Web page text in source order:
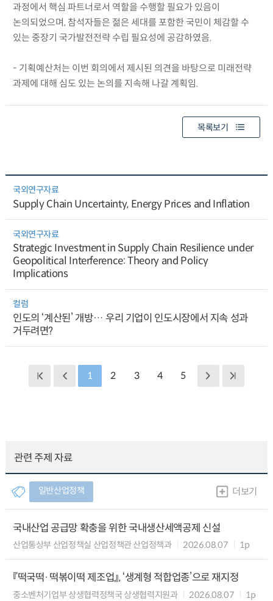
과정에서 핵심 파트너로서 역할을 수행할 필요가 있음이
논의되었으며, 참석자들은 젊은 세대를 포함한 국민이 체감할 수
있는 중장기 국가발전전략 수립 필요성에 공감하였음.
- 기획예산처는 이번 회의에서 제시된 의견을 바탕으로 미래전략
과제에 대해 심도 있는 논의를 지속해 나갈 계획임.
목록보기
국외연구자료
Supply Chain Uncertainty, Energy Prices and Inflation
국외연구자료
Strategic Investment in Supply Chain Resilience under
Geopolitical Interference: Theory and Policy
Implications
컬럼
인도의 ‘계산된’ 개방… 우리 기업이 인도시장에서 지속 성과
거두려면?
1 2 3 4 5
관련 주제 자료
일반산업정책 더보기
국내산업 공급망 확충을 위한 국내생산세액공제 신설
산업통상부 산업정책실 산업정책관 산업정책과 2026.08.07 1p
『떡국떡·떡볶이떡 제조업』, ‘생계형 적합업종’으로 재지정
중소벤처기업부 상생협력정책국 상생협력지원과 2026.08.07 1p